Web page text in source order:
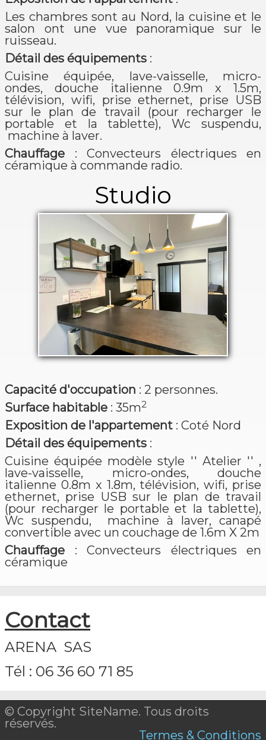
Les chambres sont au Nord, la cuisine et le
salon ont une vue panoramique sur le
ruisseau.
Détail des équipements :
Cuisine équipée, lave-vaisselle, micro-
ondes, douche italienne 0.9m x 1.5m,
télévision, wifi, prise ethernet, prise USB
sur le plan de travail (pour recharger le
portable et la tablette), Wc suspendu,
machine à laver.
Chauffage : Convecteurs électriques en
céramique à commande radio.
Studio
Capacité d'occupation : 2 personnes.
Surface habitable : 35m2
Exposition de l'appartement : Coté Nord
Détail des équipements :
Cuisine équipée modèle style '' Atelier '' ,
lave-vaisselle, micro-ondes, douche
italienne 0.8m x 1.8m, télévision, wifi, prise
ethernet, prise USB sur le plan de travail
(pour recharger le portable et la tablette),
Wc suspendu, machine à laver, canapé
convertible avec un couchage de 1.6m X 2m
Chauffage : Convecteurs électriques en
céramique
Contact
ARENA SAS
Tél : 06 36 60 71 85
© Copyright SiteName. Tous droits
réservés.
Termes & Conditions